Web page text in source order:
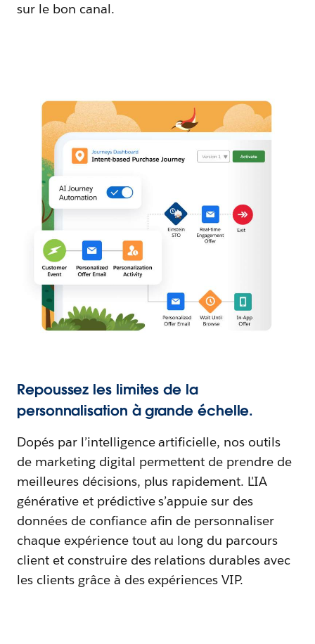
sur le bon canal.
Repoussez les limites de la
personnalisation à grande échelle.
Dopés par l’intelligence artificielle, nos outils
de marketing digital permettent de prendre de
meilleures décisions, plus rapidement. L'IA
générative et prédictive s’appuie sur des
données de confiance afin de personnaliser
chaque expérience tout au long du parcours
client et construire des relations durables avec
les clients grâce à des expériences VIP.